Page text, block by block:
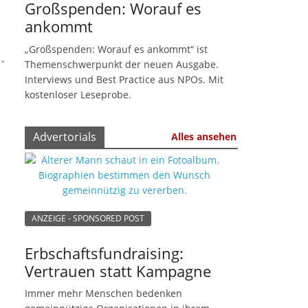
Großspenden: Worauf es
ankommt
„Großspenden: Worauf es ankommt“ ist
Themenschwerpunkt der neuen Ausgabe.
Interviews und Best Practice aus NPOs. Mit
kostenloser Leseprobe.
Advertorials Alles ansehen
ANZEIGE - SPONSORED POST
Erbschaftsfundraising:
Vertrauen statt Kampagne
Immer mehr Menschen bedenken